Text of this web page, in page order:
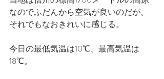
なのでふだんから空気が良いのだが、
それでもなおきれいに感じる。
今日の最低気温は10℃、最高気温は
18℃。